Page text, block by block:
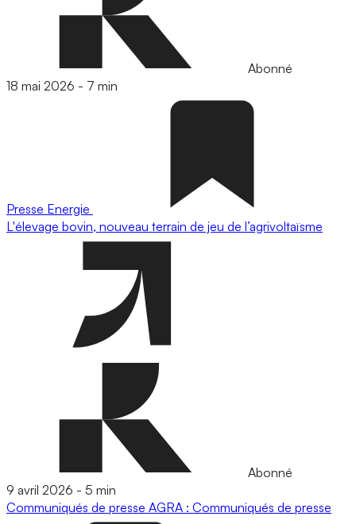
Abonné
18 mai 2026 - 7 min
Presse Energie
L'élevage bovin, nouveau terrain de jeu de l’agrivoltaïsme
Abonné
9 avril 2026 - 5 min
Communiqués de presse AGRA : Communiqués de presse